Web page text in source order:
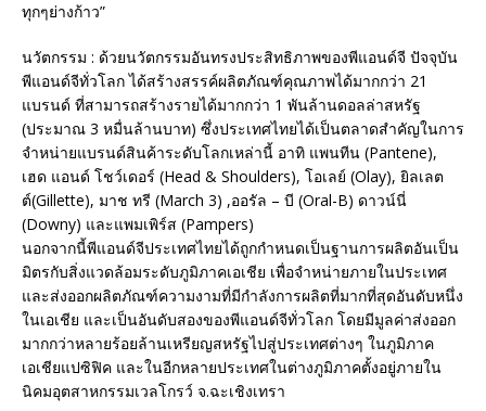
ทุกๆย่างก้าว”
นวัตกรรม : ด้วยนวัตกรรมอันทรงประสิทธิภาพของพีแอนด์จี ปัจจุบัน
พีแอนด์จีทั่วโลก ได้สร้างสรรค์ผลิตภัณฑ์คุณภาพได้มากกว่า 21
แบรนด์ ที่สามารถสร้างรายได้มากกว่า 1 พันล้านดอลล่าสหรัฐ
(ประมาณ 3 หมื่นล้านบาท) ซึ่งประเทศไทยได้เป็นตลาดสำคัญในการ
จำหน่ายแบรนด์สินค้าระดับโลกเหล่านี้ อาทิ แพนทีน (Pantene),
เฮด แอนด์ โชว์เดอร์ (Head & Shoulders), โอเลย์ (Olay), ยิลเลต
ต์(Gillette), มาช ทรี (March 3) ,ออรัล – บี (Oral-B) ดาวน์นี่
(Downy) และแพมเพิร์ส (Pampers)
นอกจากนี้พีแอนด์จีประเทศไทยได้ถูกกำหนดเป็นฐานการผลิตอันเป็น
มิตรกับสิ่งแวดล้อมระดับภูมิภาคเอเชีย เพื่อจำหน่ายภายในประเทศ
และส่งออกผลิตภัณฑ์ความงามที่มีกำลังการผลิตที่มากที่สุดอันดับหนึ่ง
ในเอเชีย และเป็นอันดับสองของพีแอนด์จีทั่วโลก โดยมีมูลค่าส่งออก
มากกว่าหลายร้อยล้านเหรียญสหรัฐไปสู่ประเทศต่างๆ ในภูมิภาค
เอเชียแปซิฟิค และในอีกหลายประเทศในต่างภูมิภาคตั้งอยู่ภายใน
นิคมอุตสาหกรรมเวลโกรว์ จ.ฉะเชิงเทรา